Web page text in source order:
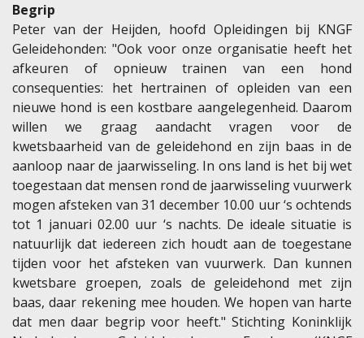
Begrip
Peter van der Heijden, hoofd Opleidingen bij KNGF
Geleidehonden: "Ook voor onze organisatie heeft het
afkeuren of opnieuw trainen van een hond
consequenties: het hertrainen of opleiden van een
nieuwe hond is een kostbare aangelegenheid. Daarom
willen we graag aandacht vragen voor de
kwetsbaarheid van de geleidehond en zijn baas in de
aanloop naar de jaarwisseling. In ons land is het bij wet
toegestaan dat mensen rond de jaarwisseling vuurwerk
mogen afsteken van 31 december 10.00 uur ‘s ochtends
tot 1 januari 02.00 uur ‘s nachts. De ideale situatie is
natuurlijk dat iedereen zich houdt aan de toegestane
tijden voor het afsteken van vuurwerk. Dan kunnen
kwetsbare groepen, zoals de geleidehond met zijn
baas, daar rekening mee houden. We hopen van harte
dat men daar begrip voor heeft." Stichting Koninklijk